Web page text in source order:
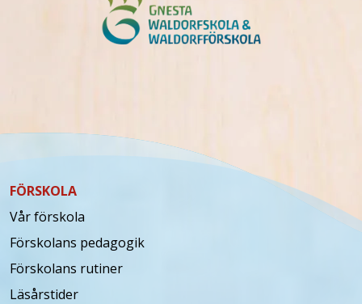
FÖRSKOLA
Vår förskola
Förskolans pedagogik
Förskolans rutiner
Läsårstider